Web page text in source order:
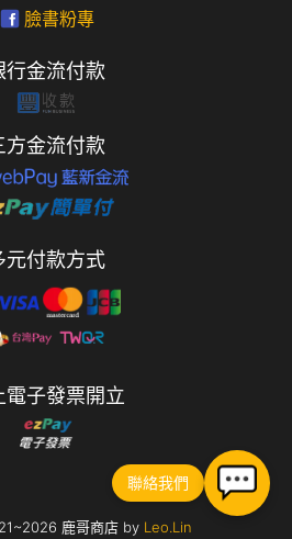
臉書粉專
行金流付款
方金流付款
元付款方式
電子發票開立
鹿哥商店 by Leo.Lin
聯絡我們